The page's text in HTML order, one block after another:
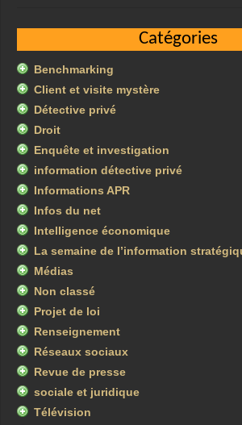
Catégories
Benchmarking
Client et visite mystère
Détective privé
Droit
Enquête et investigation
information détective privé
Informations APR
Infos du net
Intelligence économique
La semaine de l’information
Médias
Non classé
Projet de loi
Renseignement
Réseaux sociaux
Revue de presse
sociale et juridique
Télévision